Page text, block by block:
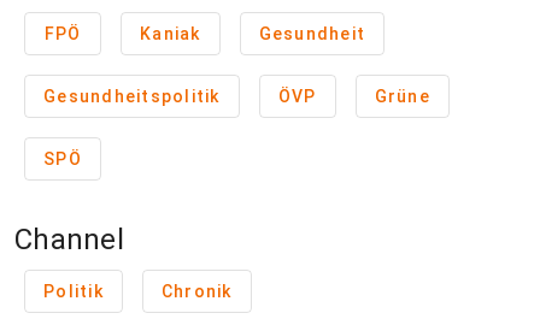
FPÖ Kaniak Gesundheit
Gesundheitspolitik ÖVP Grüne
SPÖ
Channel
Politik Chronik